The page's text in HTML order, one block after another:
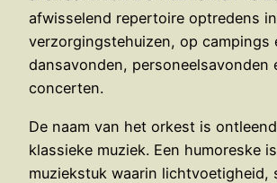
afwisselend repertoire optredens
verzorgingstehuizen, op campings
dansavonden, personeelsavonden
concerten.
De naam van het orkest is
klassieke muziek. Een humoreske
muziekstuk waarin lichtvoetigheid,